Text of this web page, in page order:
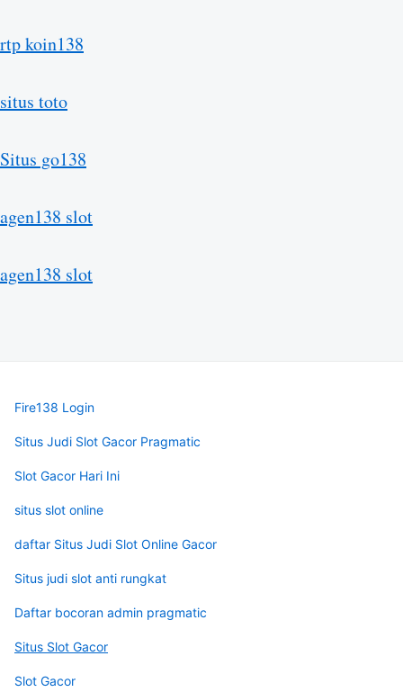
rtp koin138
situs toto
Situs go138
agen138 slot
agen138 slot
Fire138 Login
Situs Judi Slot Gacor Pragmatic
Slot Gacor Hari Ini
situs slot online
daftar Situs Judi Slot Online Gacor
Situs judi slot anti rungkat
Daftar bocoran admin pragmatic
Situs Slot Gacor
Slot Gacor